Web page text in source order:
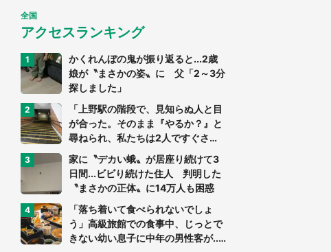
全国
アクセスランキング
かくれんぼの鬼が振り返ると...2歳
娘が〝まさかの姿〟に 父「2～3分
探しました」
「上野駅の階段で、見知らぬ人と目
が合った。そのまま『やるか？』と
尋ねられ、私たちは2人ですぐさ
ま...」（茨城県・70代男性）
家に〝デカい蛾〟が居座り続けて3
日間...ビビり続けた住人 判明した
〝まさかの正体〟に14万人も困惑
「落ち着いて食べられないでしょ
う」高級旅館での食事中、じっとで
きない幼い息子に中年の男性客が...